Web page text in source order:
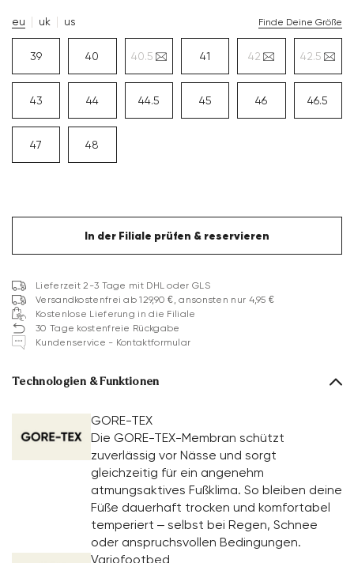
eu uk us Finde Deine Größe
39 40 40.5 41 42 42.5
43 44 44.5 45 46 46.5
47 48
In der Filiale prüfen & reservieren
Lieferzeit 2-3 Tage mit DHL oder GLS
Versandkostenfrei ab 129,90 €, ansonsten nur 4,95 €
Kostenlose Lieferung in die Filiale
30 Tage kostenfreie Rückgabe
Kundenservice - Kontaktformular
Technologien & Funktionen
GORE-TEX
Die GORE-TEX-Membran schützt
zuverlässig vor Nässe und sorgt
gleichzeitig für ein angenehm
atmungsaktives Fußklima. So bleiben deine
Füße dauerhaft trocken und komfortabel
temperiert – selbst bei Regen, Schnee
oder anspruchsvollen Bedingungen.
Variofootbed